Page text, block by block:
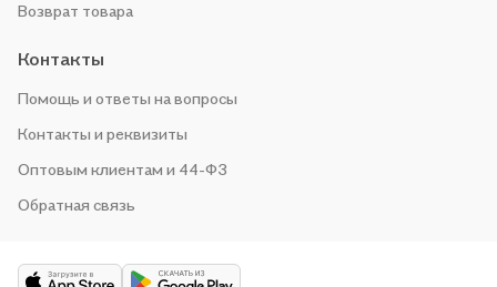
Возврат товара
Контакты
Помощь и ответы на вопросы
Контакты и реквизиты
Оптовым клиентам и 44-ФЗ
Обратная связь